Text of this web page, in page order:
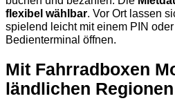
flexibel wählbar. Vor Ort lassen
spielend leicht mit einem PIN
Bedienterminal öffnen.
Mit Fahrradboxen
ländlichen